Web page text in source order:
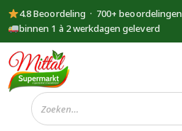
4.8 Beoordeling · 700+ beoordelingen
binnen 1 à 2 werkdagen geleverd
Supermarkt
Mittal